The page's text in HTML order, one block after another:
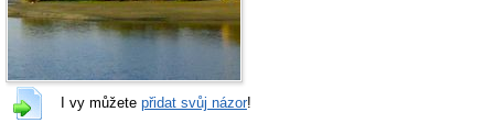
I vy můžete přidat svůj názor!